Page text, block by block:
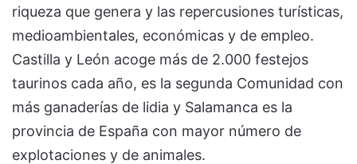
riqueza que genera y las repercusiones turísticas,
medioambientales, económicas y de empleo.
Castilla y León acoge más de 2.000 festejos
taurinos cada año, es la segunda Comunidad con
más ganaderías de lidia y Salamanca es la
provincia de España con mayor número de
explotaciones y de animales.